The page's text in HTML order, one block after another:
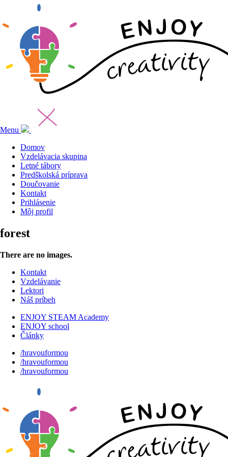
Menu
Domov
Vzdelávacia skupina
Letné tábory
Predškolská príprava
Doučovanie
Kontakt
Prihlásenie
Môj profil
forest
There are no images.
Kontakt
Vzdelávanie
Lektori
Náš príbeh
ENJOY STEAM Academy
ENJOY school
Články
/hravouformou
/hravouformou
/hravouformou